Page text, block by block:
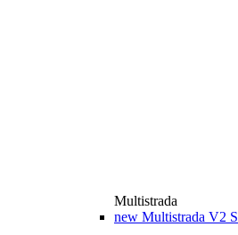
Multistrada
new Multistrada V2 S